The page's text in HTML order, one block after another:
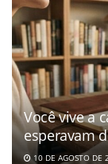
Você vive a
esperavam
10 DE AGOSTO DE